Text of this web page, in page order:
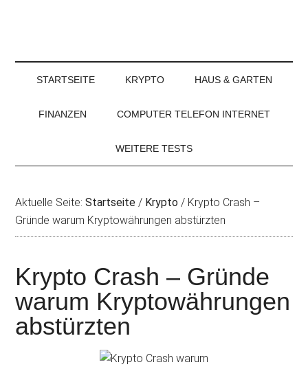
STARTSEITE KRYPTO HAUS & GARTEN
FINANZEN COMPUTER TELEFON INTERNET
WEITERE TESTS
Aktuelle Seite:Startseite / Krypto / Krypto Crash –
Gründe warum Kryptowährungen abstürzten
Krypto Crash – Gründe
warum Kryptowährungen
abstürzten